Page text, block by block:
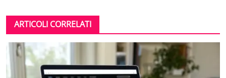
ARTICOLI CORRELATI